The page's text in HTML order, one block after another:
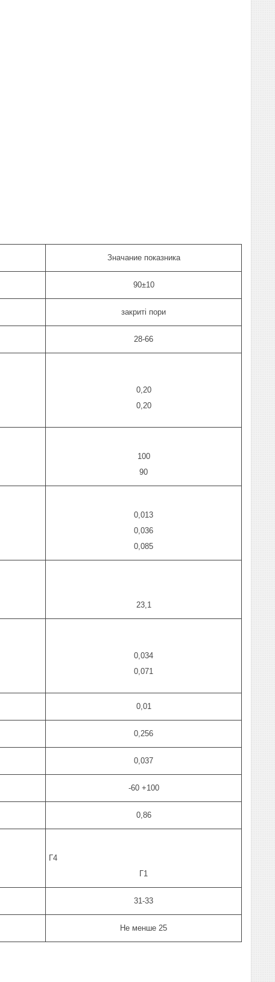
Значание показника
90±10
закриті пори
28-66
0,20
0,20
100
90
0,013
0,036
0,085
23,1
0,034
0,071
0,01
0,256
0,037
-60 +100
0,86
Г4
Г1
31-33
Не менше 25